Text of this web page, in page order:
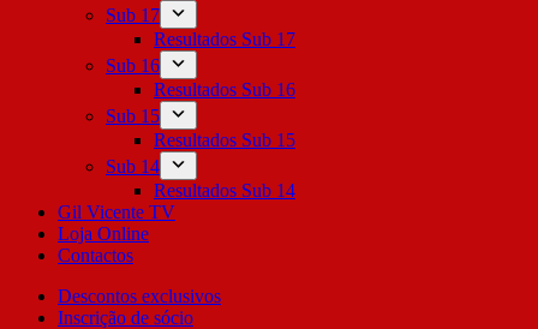
Sub 17
Resultados Sub 17
Sub 16
Resultados Sub 16
Sub 15
Resultados Sub 15
Sub 14
Resultados Sub 14
Gil Vicente TV
Loja Online
Contactos
Descontos exclusivos
Inscrição de sócio